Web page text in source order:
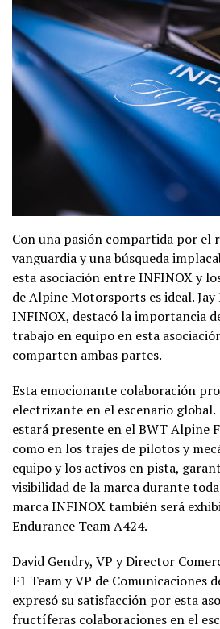
Con una pasión compartida por el
vanguardia y una búsqueda
esta asociación entre INFINOX y
de Alpine Motorsports es ideal. Jay
INFINOX, destacó la importancia
trabajo en equipo en esta
comparten ambas partes.
Esta emocionante colaboración
electrizante en el escenario global.
estará presente en el BWT Alpine
como en los trajes de pilotos y
equipo y los activos en pista,
visibilidad de la marca durante
marca INFINOX también será
Endurance Team A424.
David Gendry, VP y Director
F1 Team y VP de Comunicaciones
expresó su satisfacción por esta
fructíferas colaboraciones en el